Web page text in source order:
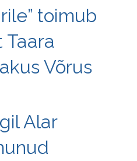
toimub
Võrus
Alar